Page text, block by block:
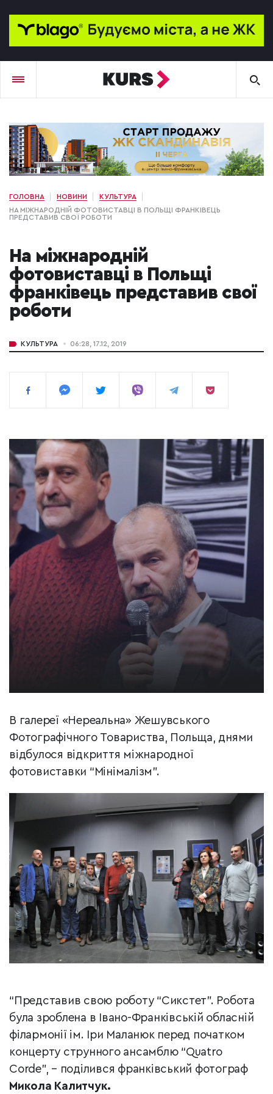
ГОЛОВНА НОВИНИ
КУЛЬТУРА
НА МІЖНАРОДНІЙ ФОТОВИСТАВЦІ В ПОЛЬЩІ ФРАНКІВЕЦЬ
ПРЕДСТАВИВ СВОЇ РОБОТИ
На міжнародній
фотовиставці в Польщі
франківець представив свої
роботи
КУЛЬТУРА 06:28, 17.12, 2019
В галереї «Нереальна» Жешувського
Фотографічного Товариства, Польща, днями
відбулося відкриття міжнародної
фотовиставки “Мінімалізм”.
“Представив свою роботу “Сикстет”. Робота
була зроблена в Івано-Франківській обласній
філармонії ім. Іри Маланюк перед початком
концерту струнного ансамблю “Quatro
Corde”, – поділився франківський фотограф
Микола Калитчук.